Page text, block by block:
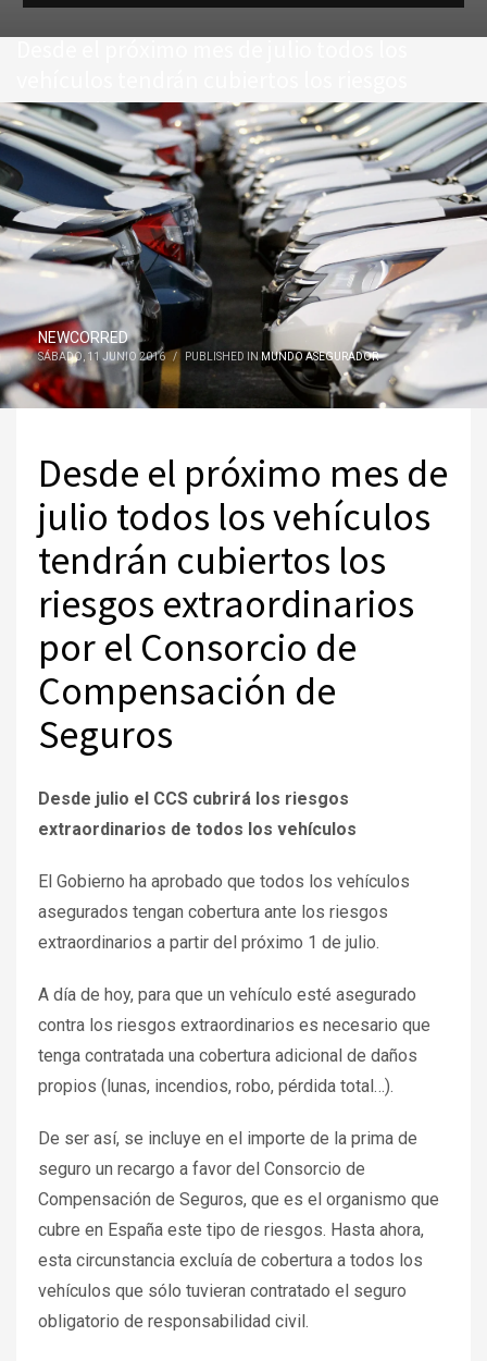
extraordinarios por el Consorcio de
Compensación de Seguros
NEWCORRED
SÁBADO, 11 JUNIO 2016 / PUBLISHED IN MUNDO ASEGURADOR
Desde el próximo mes de
julio todos los vehículos
tendrán cubiertos los
riesgos extraordinarios
por el Consorcio de
Compensación de
Seguros
Desde julio el CCS cubrirá los riesgos
extraordinarios de todos los vehículos
El Gobierno ha aprobado que todos los vehículos
asegurados tengan cobertura ante los riesgos
extraordinarios a partir del próximo 1 de julio.
A día de hoy, para que un vehículo esté asegurado
contra los riesgos extraordinarios es necesario que
tenga contratada una cobertura adicional de daños
propios (lunas, incendios, robo, pérdida total…).
De ser así, se incluye en el importe de la prima de
seguro un recargo a favor del Consorcio de
Compensación de Seguros, que es el organismo que
cubre en España este tipo de riesgos. Hasta ahora,
esta circunstancia excluía de cobertura a todos los
vehículos que sólo tuvieran contratado el seguro
obligatorio de responsabilidad civil.